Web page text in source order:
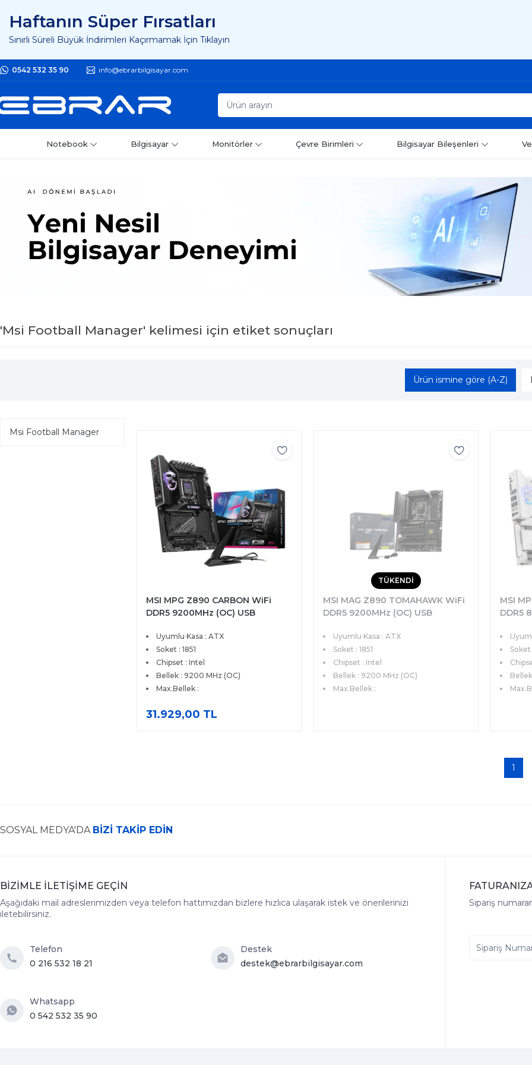
Haftanın Süper Fırsatları
Sınırlı Süreli Büyük İndirimleri Kaçırmamak İçin Tıklayın
0542 532 35 90 info@ebrarbilgisayar.com
Notebook Bilgisayar Monitörler Çevre Birimleri Bilgisayar Bileşenleri
'Msi Football Manager' kelimesi için etiket sonuçları
Ürün ismine göre (A-Z)
Msi Football Manager
MSI MPG Z890 CARBON WiFi
DDR5 9200MHz (OC) USB
HDMI DP 1x5G 1x 2.5 LAN WiFi 7
ATX Soket 1851
Uyumlu Kasa : ATX
Soket : 1851
Chipset : Intel
Bellek : 9200 MHz (OC)
Max.Bellek :
31.929,00 TL
MSI MAG Z890 TOMAHAWK WiFi
DDR5 9200MHz (OC) USB
HDMI DP 5G LAN WiFi 7 ATX
Soket 1851
Uyumlu Kasa : ATX
Soket : 1851
Chipset : Intel
Bellek : 9200 MHz (OC)
Max.Bellek :
TÜKENDİ
MSI
DDR5
HDMI
ITXSoket
1
SOSYAL MEDYA'DA BİZİ TAKİP EDİN
BİZİMLE İLETİŞİME GEÇİN
Aşağıdaki mail adreslerimizden veya telefon hattımızdan bizlere hızlıca ulaşarak istek ve önerilerinizi
iletebilirsiniz.
Telefon
0 216 532 18 21
Destek
destek@ebrarbilgisayar.com
Whatsapp
0 542 532 35 90
Sipariş